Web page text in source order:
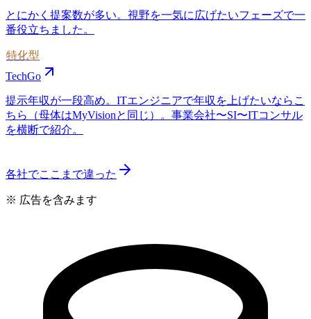
とにかく提案数が多い。視野を一気に広げたいフェーズで一
番役立ちました。
特化型
TechGo
提示年収が一段高め。ITエンジニアで年収を上げたいならこ
ちら（母体はMyVisionと同じ）。事業会社〜SI〜ITコンサル
を横断で紹介。
各社でここまで違った
※ 広告を含みます